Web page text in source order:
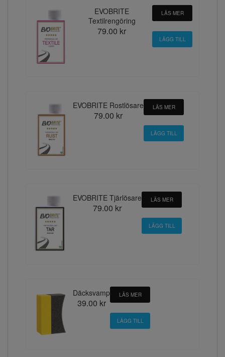
EVOBRITE
Textilrengöring
79.00 kr
LÄS MER
EVOBRITE Rostlösare
79.00 kr
LÄS MER
EVOBRITE Tjärlösare
79.00 kr
LÄS MER
Däcksvamp
39.00 kr
LÄS MER